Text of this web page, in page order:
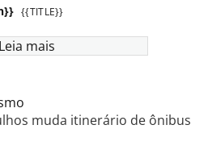
{{TITLE}}
Leia mais
muda itinerário de ônibus